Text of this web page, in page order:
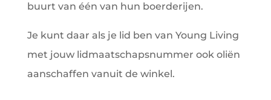
buurt van één van hun boerderijen.
Je kunt daar als je lid ben van Young Living
met jouw lidmaatschapsnummer ook oliën
aanschaffen vanuit de winkel.